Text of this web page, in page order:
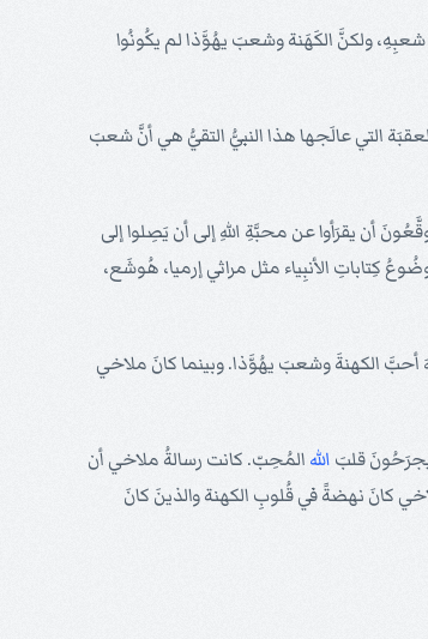
شعبِهِ، ولكنَّ الكَهَنة وشعبَ يهُوَّذا لم يكُونُوا
التي عالَجها هذا النبيُّ التقيُّ هي أنَّ شعبَ
الناسُ الكتابَ المقدَّس، كثيرونَ منهُم لا يتوقَّعُونَ أن يقرَأوا عن محبَّةِ اللهِ إلى أن يَصِلوا إلى
كِتاباتِ الأنبِياء مثل مراثي إرميا، هُوشَع،
أحبَّ الكهنةَ وشعبَ يهُوَّذا. وبينما كانَ ملاخي
يجرَحُونَ قلبَ الله المُحِبّ. كانت رسالةُ ملاخي أن
كانَ نهضةً في قُلوبِ الكهنة والذينَ كانَ